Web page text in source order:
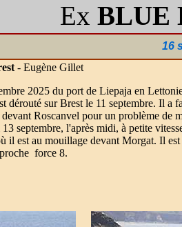
Ex BLUE
16
- Eugène Gillet
2025 du port de Liepaja en
dérouté sur Brest le 11 septembre. Il a
devant Roscanvel pour un problème de
septembre, l'après midi, à petite
il est au mouillage devant Morgat. Il
force 8.